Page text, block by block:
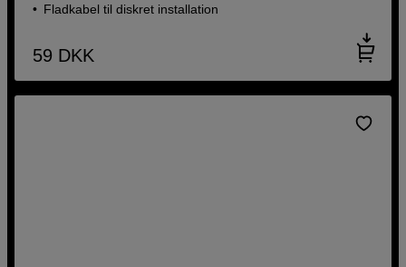
Fladkabel til diskret installation
59 DKK